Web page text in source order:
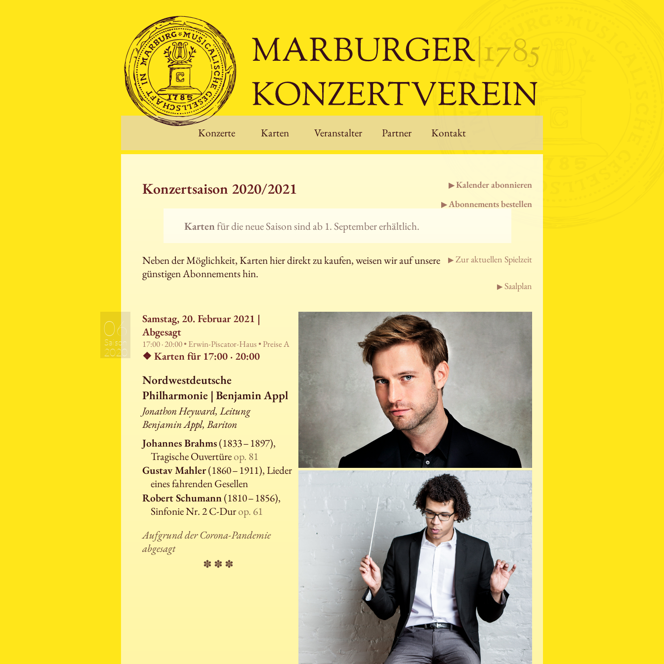
Konzerte Karten Veranstalter Partner Kontakt
Konzertsaison 2020/2021
Kalender abonnieren
Abonnements bestellen
Kartenfür die neue Saison sind ab 1. September erhältlich.
Zur aktuellen Spielzeit
Neben der Möglichkeit, Karten hier direkt zu kaufen, weisen wir auf unsere
günstigen Abonnements hin.
Saalplan
06
Saison
2020
Samstag, 20. Februar 2021 |
Abgesagt
17:00 · 20:00 • Erwin-Piscator-Haus •Preise A
❖ Karten für 17:00 · 20:00
Nordwestdeutsche
Philharmonie | Benjamin Appl
Jonathon Heyward, Leitung
Benjamin Appl, Bariton
Johannes Brahms(1833 – 1897),
Tragische Ouvertüreop. 81
Gustav Mahler(1860 – 1911), Lieder
eines fahrenden Gesellen
Robert Schumann(1810 – 1856),
Sinfonie Nr. 2 C-Durop. 61
Aufgrund der Corona-Pandemie
abgesagt
✽ ✽ ✽